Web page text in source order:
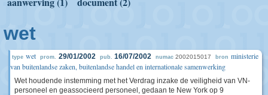
wet
type wet prom. 29/01/2002 pub. 16/07/2002 numac 2002015017 bron ministerie
van buitenlandse zaken, buitenlandse handel en internationale samenwerking
Wet houdende instemming met het Verdrag inzake de veiligheid van VN-
personeel en geassocieerd personeel, gedaan te New York op 9